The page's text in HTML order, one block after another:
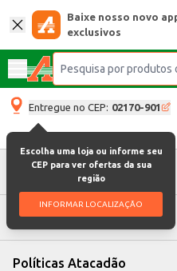
Baixe nosso novo
exclusivos
Entregue no CEP: 02170-901
Escolha uma loja ou informe seu
CEP para ver ofertas da sua
região
INFORMAR LOCALIZAÇÃO
Atendimento
Institucional
Políticas Atacadão